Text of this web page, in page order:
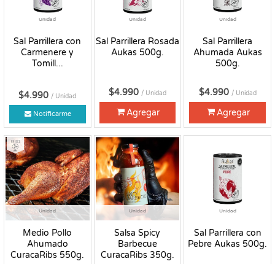
Unidad
Sal Parrillera con
Carmenere y
Tomill...
$4.990 / Unidad
Notificarme
Unidad
Sal Parrillera Rosada
Aukas 500g.
$4.990 / Unidad
Agregar
Unidad
Sal Parrillera
Ahumada Aukas
500g.
$4.990 / Unidad
Agregar
Unidad
Medio Pollo
Ahumado
CuracaRibs 550g.
Fresco
Unidad
Salsa Spicy
Barbecue
CuracaRibs 350g.
Unidad
Sal Parrillera con
Pebre Aukas 500g.